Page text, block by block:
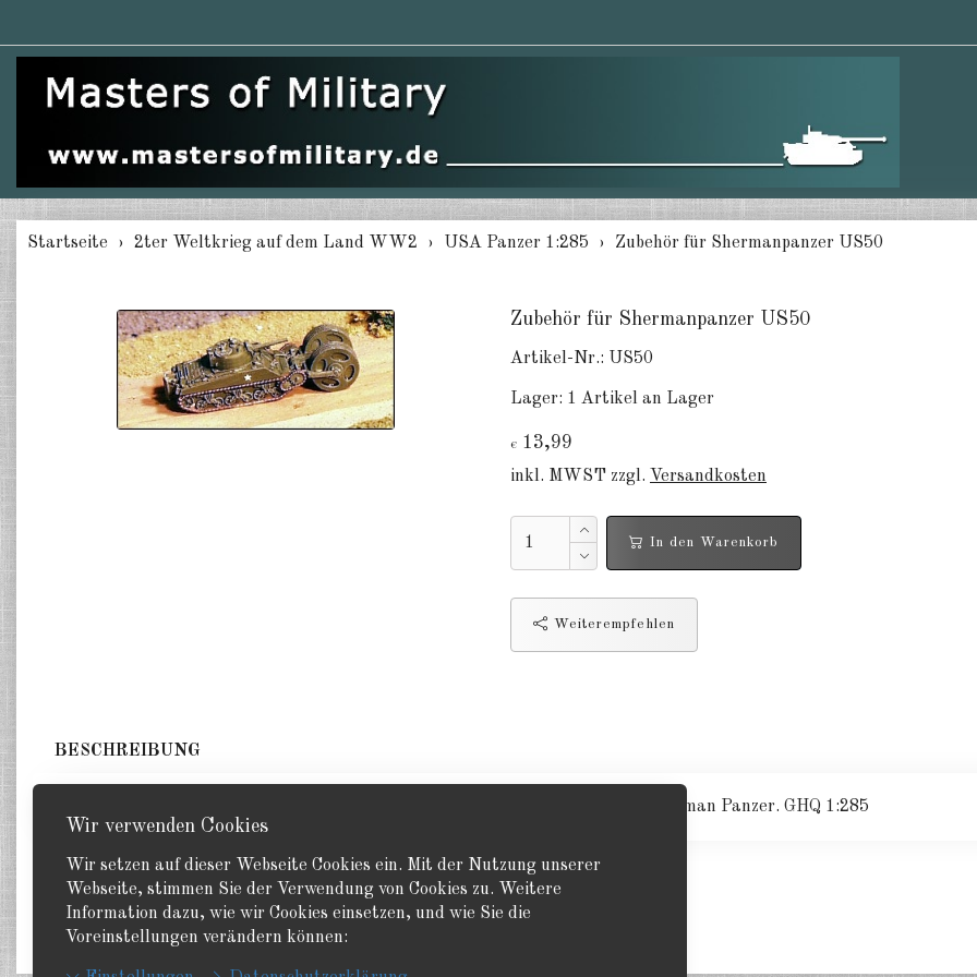
Wir verwenden Cookies
Wir setzen auf dieser Webseite Cookies ein. Mit der Nutzung unserer
Webseite, stimmen Sie der Verwendung von Cookies zu. Weitere
Information dazu, wie wir Cookies einsetzen, und wie Sie die
Voreinstellungen verändern können:
Startseite 2ter Weltkrieg auf dem Land WW2 USA Panzer 1:285 Zubehör für Shermanpanzer US50
Zubehör für Shermanpanzer US50
Artikel-Nr.: US50
Lager: 1 Artikel an Lager
€ 13,99
inkl. MWST zzgl. Versandkosten
In den Warenkorb
Weiterempfehlen
BESCHREIBUNG
1 Minenroller, 2 Räumschaufeln, 2 Calliope Mehrfachraketenwerfer und ein Sherman Panzer. GHQ 1:285
Zurück